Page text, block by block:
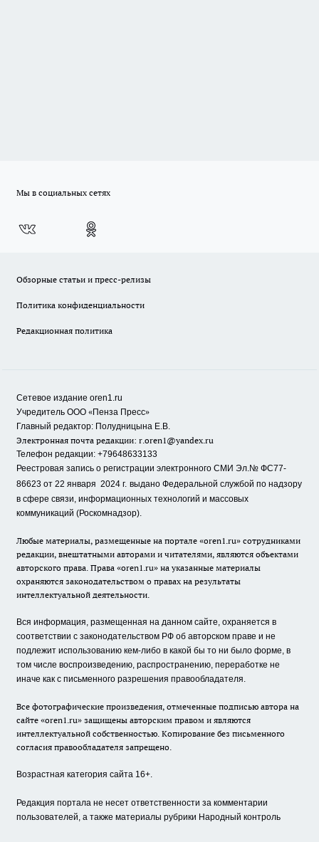
Мы в социальных сетях
Обзорные статьи и пресс-релизы
Политика конфиденциальности
Редакционная политика
Сетевое издание oren1.ru
Учредитель ООО «Пенза Пресс»
Главный редактор: Полудницына Е.В.
Электронная почта редакции: r.oren1@yandex.ru
Телефон редакции: +79648633133
Реестровая запись о регистрации электронного СМИ Эл.№ ФС77-
86623 от 22 января 2024 г. выдано Федеральной службой по надзору
в сфере связи, информационных технологий и массовых
коммуникаций (Роскомнадзор).
Любые материалы, размещенные на портале «oren1.ru» сотрудниками
редакции, внештатными авторами и читателями, являются объектами
авторского права. Права «oren1.ru» на указанные материалы
охраняются законодательством о правах на результаты
интеллектуальной деятельности.
Вся информация, размещенная на данном сайте, охраняется в
соответствии с законодательством РФ об авторском праве и не
подлежит использованию кем-либо в какой бы то ни было форме, в
том числе воспроизведению, распространению, переработке не
иначе как с письменного разрешения правообладателя.
Все фотографические произведения, отмеченные подписью автора на
сайте «oren1.ru» защищены авторским правом и являются
интеллектуальной собственностью. Копирование без письменного
согласия правообладателя запрещено.
Возрастная категория сайта 16+.
Редакция портала не несет ответственности за комментарии
пользователей, а также материалы рубрики Народный контроль